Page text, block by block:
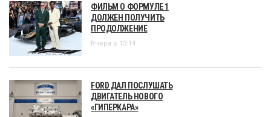
ФИЛЬМ О ФОРМУЛЕ 1
ДОЛЖЕН ПОЛУЧИТЬ
ПРОДОЛЖЕНИЕ
Вчера в 13:14
FORD ДАЛ ПОСЛУШАТЬ
ДВИГАТЕЛЬ НОВОГО
«ГИПЕРКАРА»